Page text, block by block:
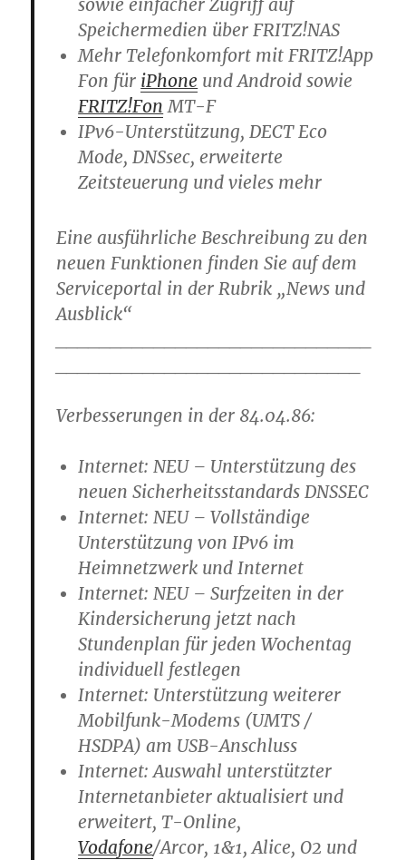
sowie einfacher Zugriff auf
Speichermedien über FRITZ!NAS
Mehr Telefonkomfort mit FRITZ!App
Fon für iPhone und Android sowie
FRITZ!Fon MT-F
IPv6-Unterstützung, DECT Eco
Mode, DNSsec, erweiterte
Zeitsteuerung und vieles mehr
Eine ausführliche Beschreibung zu den
neuen Funktionen finden Sie auf dem
Serviceportal in der Rubrik „News und
Ausblick“
Verbesserungen in der 84.04.86:
Internet: NEU – Unterstützung des
neuen Sicherheitsstandards DNSSEC
Internet: NEU – Vollständige
Unterstützung von IPv6 im
Heimnetzwerk und Internet
Internet: NEU – Surfzeiten in der
Kindersicherung jetzt nach
Stundenplan für jeden Wochentag
individuell festlegen
Internet: Unterstützung weiterer
Mobilfunk-Modems (UMTS /
HSDPA) am USB-Anschluss
Internet: Auswahl unterstützter
Internetanbieter aktualisiert und
erweitert, T-Online,
Vodafone/Arcor, 1&1, Alice, O2 und